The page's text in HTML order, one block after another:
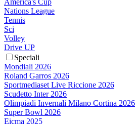
Nations League
Tennis
Sci
Volley
Drive UP
Speciali
Mondiali 2026
Roland Garros 2026
Sportmediaset Live Riccione 2026
Scudetto Inter 2026
Olimpiadi Invernali Milano Cortina 2026
Super Bowl 2026
Eicma 2025